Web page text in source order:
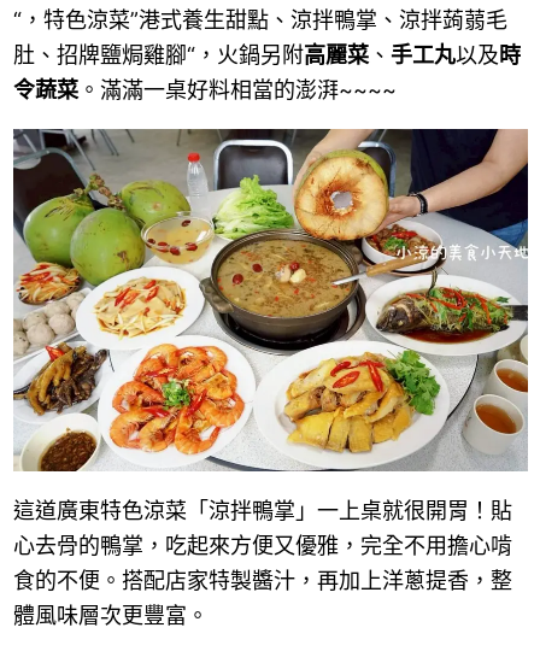
“，特色涼菜”港式養生甜點、涼拌鴨掌、涼拌蒟蒻毛
肚、招牌鹽焗雞腳“，火鍋另附高麗菜、 手工丸以及時
令蔬菜。滿滿一桌好料相當的澎湃~~~~
這道廣東特色涼菜「涼拌鴨掌」一上桌就很開胃！貼
心去骨的鴨掌，吃起來方便又優雅，完全不用擔心啃
食的不便。搭配店家特製醬汁，再加上洋蔥提香，整
體風味層次更豐富。